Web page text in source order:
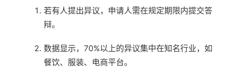
若有人提出异议，申请人需在规定期限内提交答
辩。
数据显示，70%以上的异议集中在知名行业，如
餐饮、服装、电商平台。